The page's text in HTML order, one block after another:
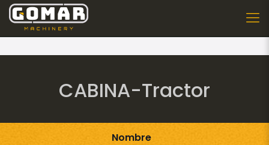
CABINA-Tractor
Nombre